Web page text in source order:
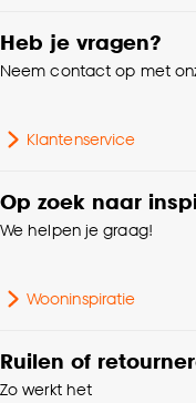
Heb je vragen?
Neem contact op met
Klantenservice
Op zoek naar
We helpen je graag!
Wooninspiratie
Ruilen of
Zo werkt het